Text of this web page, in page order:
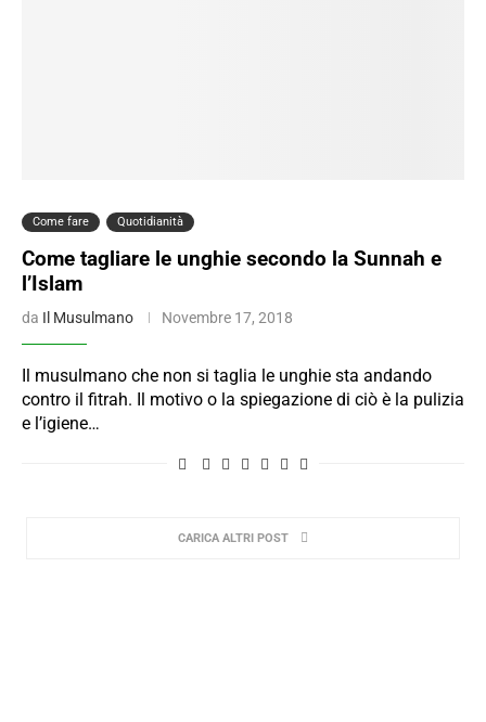
Come fare Quotidianità
Come tagliare le unghie secondo la Sunnah e
l’Islam
da Il Musulmano Novembre 17, 2018
Il musulmano che non si taglia le unghie sta andando
contro il fitrah. Il motivo o la spiegazione di ciò è la pulizia
e l’igiene…
CARICA ALTRI POST